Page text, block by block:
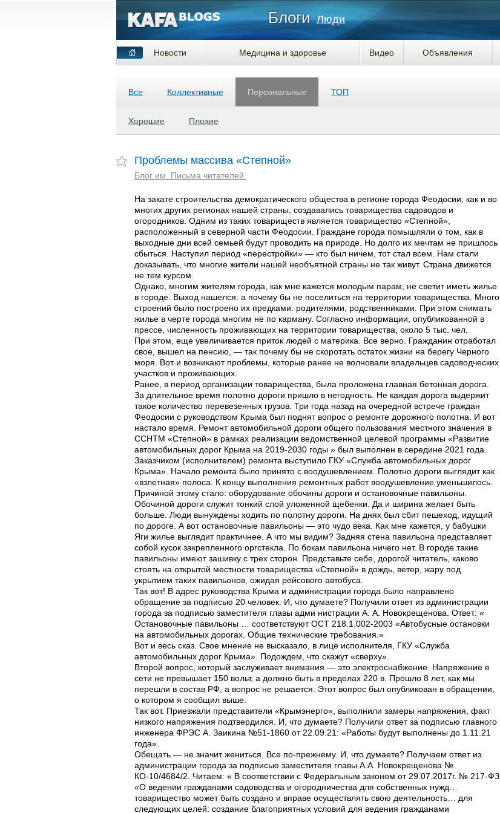
Блоги Люди
Новости Медицина и здоровье Видео Объявления
Все Коллективные Персональные
Хорошие Плохие
ТОП
Проблемы массива «Степной»
Блог им. Письма читателей
На закате строительства демократического общества в регионе города Феодосии, как и во
многих других регионах нашей страны, создавались товарищества садоводов и
огородников. Одним из таких товариществ является товарищество «Степной»,
расположенный в северной части Феодосии. Граждане города помышляли о том, как в
выходные дни всей семьей будут проводить на природе. Но долго их мечтам не пришлось
сбыться. Наступил период «перестройки» — кто был ничем, тот стал всем. Нам стали
доказывать, что многие жители нашей необъятной страны не так живут. Страна движется
не тем курсом.
Однако, многим жителям города, как мне кажется молодым парам, не светит иметь жилье
в городе. Выход нашелся: а почему бы не поселиться на территории товарищества. Много
строений было построено их предками: родителями, родственниками. При этом снимать
жилье в черте города многим не по карману. Согласно информации, опубликованной в
прессе, численность проживающих на территории товарищества, около 5 тыс. чел.
При этом, еще увеличивается приток людей с материка. Все верно. Гражданин отработал
свое, вышел на пенсию, — так почему бы не скоротать остаток жизни на берегу Черного
моря. Вот и возникают проблемы, которые ранее не волновали владельцев садоводческих
участков и проживающих.
Ранее, в период организации товарищества, была проложена главная бетонная дорога.
За длительное время полотно дороги пришло в негодность. Не каждая дорога выдержит
такое количество перевезенных грузов. Три года назад на очередной встрече граждан
Феодосии с руководством Крыма был поднят вопрос о ремонте дорожного полотна. И вот
настало время. Ремонт автомобильной дороги общего пользования местного значения в
ССНТМ «Степной» в рамках реализации ведомственной целевой программы «Развитие
автомобильных дорог Крыма на 2019-2030 годы » был выполнен в середине 2021 года.
Заказчиком (исполнителем) ремонта выступило ГКУ «Служба автомобильных дорог
Крыма». Начало ремонта было принято с воодушевлением. Полотно дороги выглядит как
«взлетная» полоса. К концу выполнения ремонтных работ воодушевление уменьшилось.
Причиной этому стало: оборудование обочины дороги и остановочные павильоны.
Обочиной дороги служит тонкий слой уложенной щебенки. Да и ширина желает быть
больше. Люди вынуждены ходить по полотну дороги. На днях был сбит пешеход, идущий
по дороге. А вот остановочные павильоны — это чудо века. Как мне кажется, у бабушки
Яги жилье выглядит практичнее. А что мы видим? Задняя стена павильона представляет
собой кусок закрепленного оргстекла. По бокам павильона ничего нет. В городе такие
павильоны имеют зашивку с трех сторон. Представьте себе, дорогой читатель, каково
стоять на открытой местности товарищества «Степной» в дождь, ветер, жару под
укрытием таких павильонов, ожидая рейсового автобуса.
Так вот! В адрес руководства Крыма и администрации города было направлено
обращение за подписью 20 человек. И, что думаете? Получили ответ из администрации
города за подписью заместителя главы адми нистрации А. А. Новокрещенова. Ответ: «
Остановочные павильоны … соответствуют ОСТ 218.1.002-2003 «Автобусные остановки
на автомобильных дорогах. Общие технические требования.»
Вот и весь сказ. Свое мнение не высказало, в лице исполнителя, ГКУ «Служба
автомобильных дорог Крыма». Подождем, что скажут «сверху».
Второй вопрос, который заслуживает внимания — это электроснабжение. Напряжение в
сети не превышает 150 вольт, а должно быть в пределах 220 в. Прошло 8 лет, как мы
перешли в состав РФ, а вопрос не решается. Этот вопрос был опубликован в обращении,
о котором я сообщил выше.
Так вот. Приезжали представители «Крымэнерго», выполнили замеры напряжения, факт
низкого напряжения подтвердился. И, что думаете? Получили ответ за подписью главного
инженера ФРЭС А. Заикина №51-1860 от 22.09.21: «Работы будут выполнены до 1.11.21
года».
Обещать — не значит жениться. Все по-прежнему. И, что думаете? Получаем ответ из
администрации города за подписью заместителя главы А.А. Новокрещенова №
КО-10/4684/2. Читаем: « В соответствии с Федеральным законом от 29.07.2017г. № 217-ФЗ
«О ведении гражданами садоводства и огородничества для собственных нужд…
товарищество может быть создано и вправе осуществлять свою деятельность… для
следующих целей: создание благоприятных условий для ведения гражданами